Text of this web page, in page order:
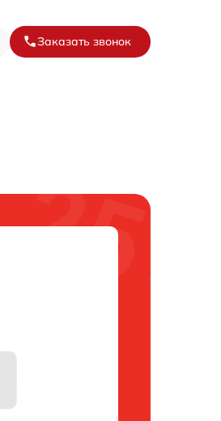
Заказать звонок